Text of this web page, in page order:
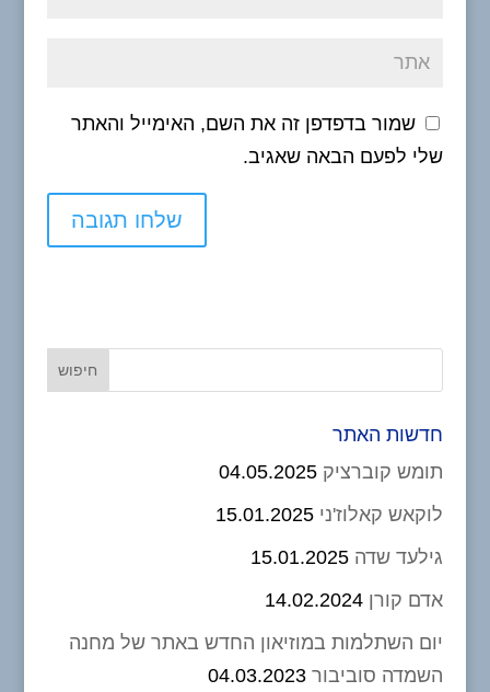
שמור בדפדפן זה את השם, האימייל והאתר
שלי לפעם הבאה שאגיב.
חדשות האתר
תומש קוברציק 04.05.2025
לוקאש קאלוז'ני 15.01.2025
גילעד שדה 15.01.2025
אדם קורן 14.02.2024
יום השתלמות במוזיאון החדש באתר של מחנה
השמדה סוביבור 04.03.2023